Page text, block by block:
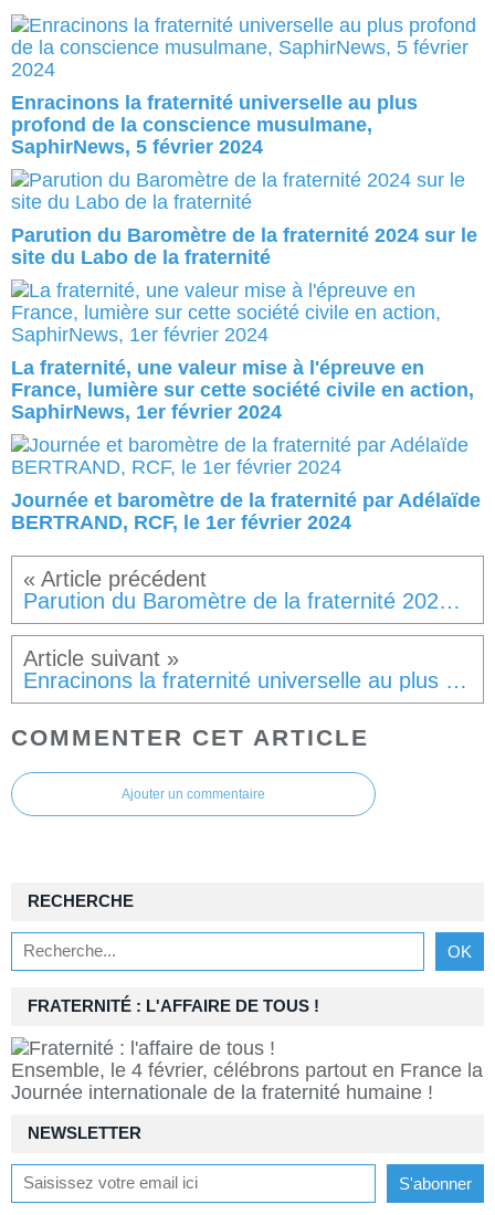
Enracinons la fraternité universelle au plus
profond de la conscience musulmane,
SaphirNews, 5 février 2024
Parution du Baromètre de la fraternité 2024 sur le
site du Labo de la fraternité
La fraternité, une valeur mise à l'épreuve en
France, lumière sur cette société civile en action,
SaphirNews, 1er février 2024
Journée et baromètre de la fraternité par Adélaïde
BERTRAND, RCF, le 1er février 2024
Parution du Baromètre de la fraternité 2024 sur le site du Labo de la fraternité
Enracinons la fraternité universelle au plus profond de la conscience musulmane, SaphirNews, 5 février 2024
COMMENTER CET ARTICLE
Ajouter un commentaire
NEWSLETTER
RECHERCHE
FRATERNITÉ : L'AFFAIRE DE TOUS !
Ensemble, le 4 février, célébrons partout en France la
Journée internationale de la fraternité humaine !